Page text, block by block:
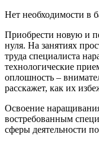
Нет необходимости в
Приобрести новую и
нуля. На занятиях
труда специалиста
технологические
оплошность –
расскажет, как их
Освоение
востребованным
сферы деятельности